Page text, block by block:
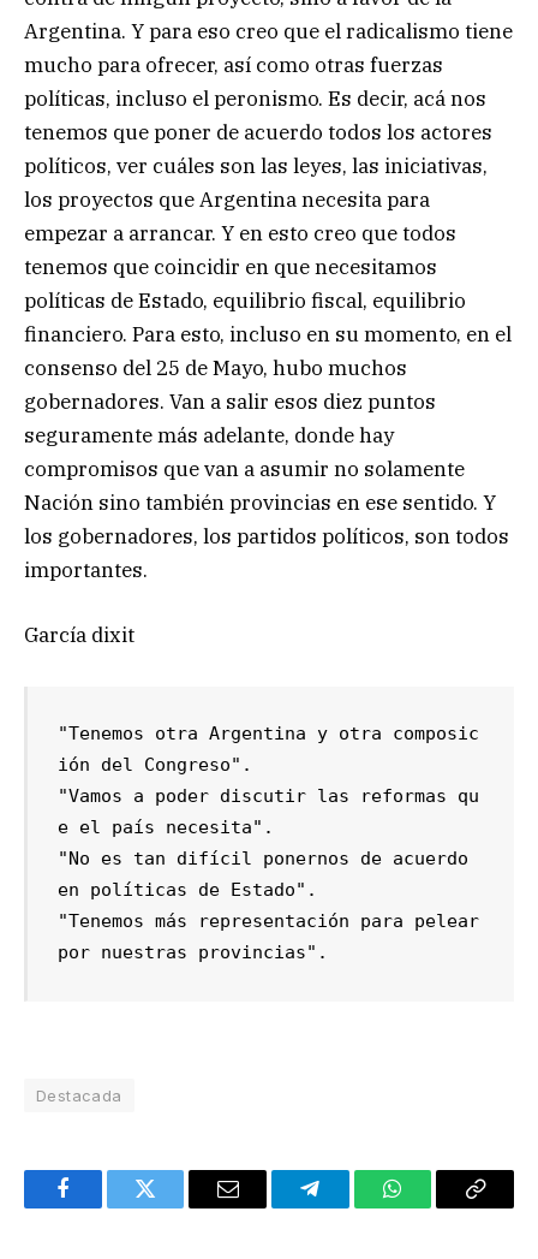
Argentina. Y para eso creo que el radicalismo tiene
mucho para ofrecer, así como otras fuerzas
políticas, incluso el peronismo. Es decir, acá nos
tenemos que poner de acuerdo todos los actores
políticos, ver cuáles son las leyes, las iniciativas,
los proyectos que Argentina necesita para
empezar a arrancar. Y en esto creo que todos
tenemos que coincidir en que necesitamos
políticas de Estado, equilibrio fiscal, equilibrio
financiero. Para esto, incluso en su momento, en el
consenso del 25 de Mayo, hubo muchos
gobernadores. Van a salir esos diez puntos
seguramente más adelante, donde hay
compromisos que van a asumir no solamente
Nación sino también provincias en ese sentido. Y
los gobernadores, los partidos políticos, son todos
importantes.
García dixit
"Tenemos otra Argentina y otra composic
ión del Congreso".
"Vamos a poder discutir las reformas qu
e el país necesita".
"No es tan difícil ponernos de acuerdo
en políticas de Estado".
"Tenemos más representación para pelear
por nuestras provincias".
Destacada
FacebookTwitter Email TelegramWhatsAppCopy